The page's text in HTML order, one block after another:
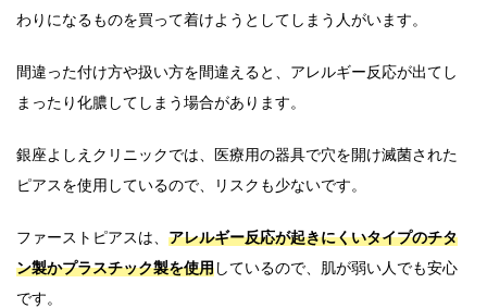
わりになるものを買って着けようとしてしまう人がいます。
間違った付け方や扱い方を間違えると、アレルギー反応が出てし
まったり化膿してしまう場合があります。
銀座よしえクリニックでは、医療用の器具で穴を開け滅菌された
ピアスを使用しているので、リスクも少ないです。
ファーストピアスは、 アレルギー反応が起きにくいタイプのチタ
ン製かプラスチック製を使用しているので、肌が弱い人でも安心
です。